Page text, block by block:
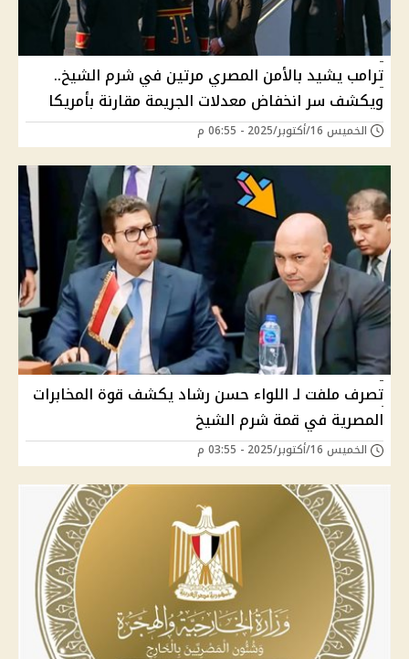
ترامب يشيد بالأمن المصري مرتين في شرم الشيخ..
ويكشف سر انخفاض معدلات الجريمة مقارنة بأمريكا
الخميس 16/أكتوبر/2025 - 06:55 م
تصرف ملفت لـ اللواء حسن رشاد يكشف قوة المخابرات
المصرية في قمة شرم الشيخ
الخميس 16/أكتوبر/2025 - 03:55 م